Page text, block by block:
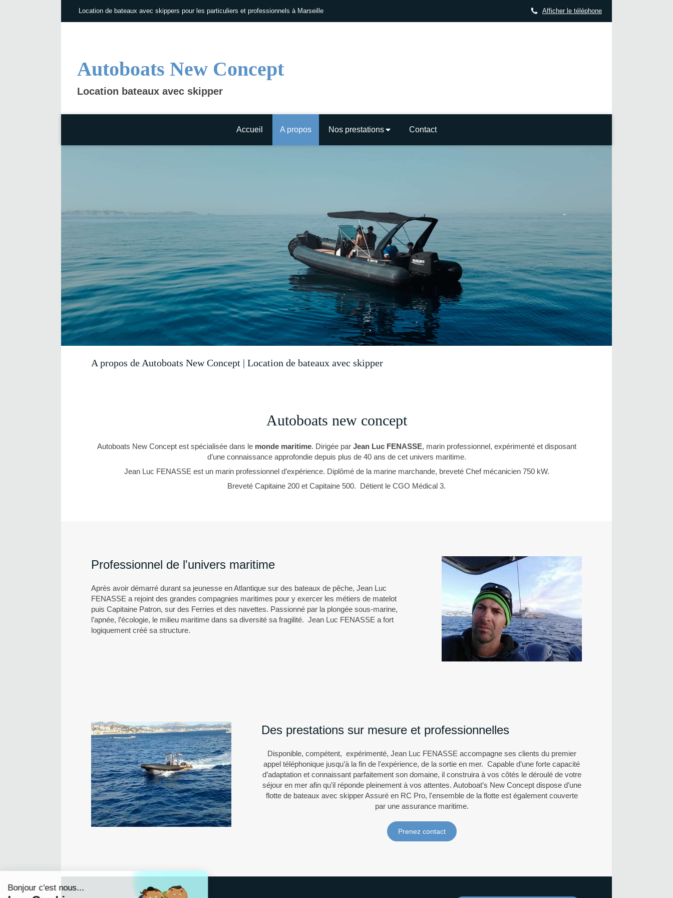
Location de bateaux avec skippers pour les particuliers et professionnels à Marseille Afficher le téléphone
Autoboats New Concept
Location bateaux avec skipper
Accueil A propos Nos prestations Contact
A propos de Autoboats New Concept | Location de bateaux avec skipper
Autoboats new concept
Autoboats New Concept est spécialisée dans le monde maritime. Dirigée par Jean Luc FENASSE, marin professionnel, expérimenté et disposant
d’une connaissance approfondie depuis plus de 40 ans de cet univers maritime.
Jean Luc FENASSE est un marin professionnel d’expérience. Diplômé de la marine marchande, breveté Chef mécanicien 750 kW.
Breveté Capitaine 200 et Capitaine 500. Détient le CGO Médical 3.
Professionnel de l'univers maritime
Après avoir démarré durant sa jeunesse en Atlantique sur des bateaux de pêche, Jean Luc
FENASSE a rejoint des grandes compagnies maritimes pour y exercer les métiers de matelot
puis Capitaine Patron, sur des Ferries et des navettes. Passionné par la plongée sous-marine,
l’apnée, l’écologie, le milieu maritime dans sa diversité sa fragilité. Jean Luc FENASSE a fort
logiquement créé sa structure.
Des prestations sur mesure et professionnelles
Disponible, compétent, expérimenté, Jean Luc FENASSE accompagne ses clients du premier
appel téléphonique jusqu’à la fin de l'expérience, de la sortie en mer. Capable d’une forte capacité
d’adaptation et connaissant parfaitement son domaine, il construira à vos côtés le déroulé de votre
séjour en mer afin qu’il réponde pleinement à vos attentes. Autoboat’s New Concept dispose d’une
flotte de bateaux avec skipper Assuré en RC Pro, l'ensemble de la flotte est également couverte
par une assurance maritime.
Prenez contact